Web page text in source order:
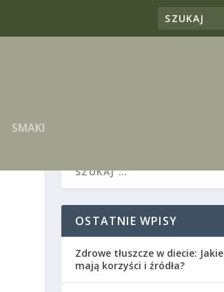
SMAKI
OSTATNIE WPISY
Zdrowe tłuszcze w diecie: Jakie
mają korzyści i źródła?